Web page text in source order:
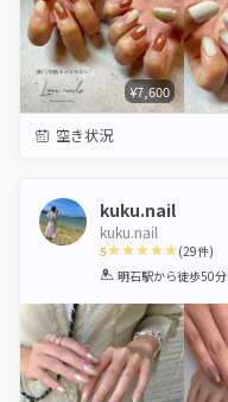
¥7,600
空き状況
kuku.nail
kuku.nail
5
1 2 3 4 5
(29件)
明石駅から徒歩50分